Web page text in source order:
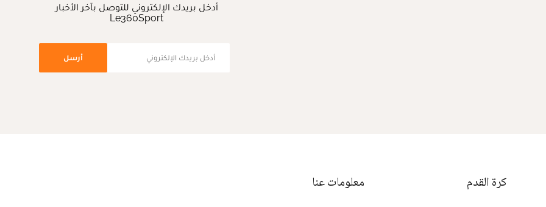
أدخل بريدك الإلكتروني للتوصل بآخر الأخبار
Le360Sport
أرسل
كرة القدم معلومات عنا